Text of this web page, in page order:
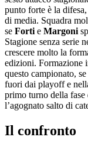
punto forte è la
di media. Squadra
se Forti e Margoni
Stagione senza serie
crescere molto la
edizioni. Formazione
questo campionato,
fuori dai playoff e
primo turno della
l’agognato salto di
Il confronto